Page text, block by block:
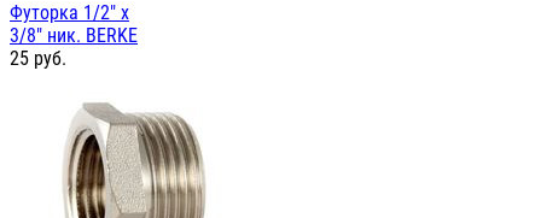
Футорка 1/2" х
3/8" ник. BERKE
25 руб.